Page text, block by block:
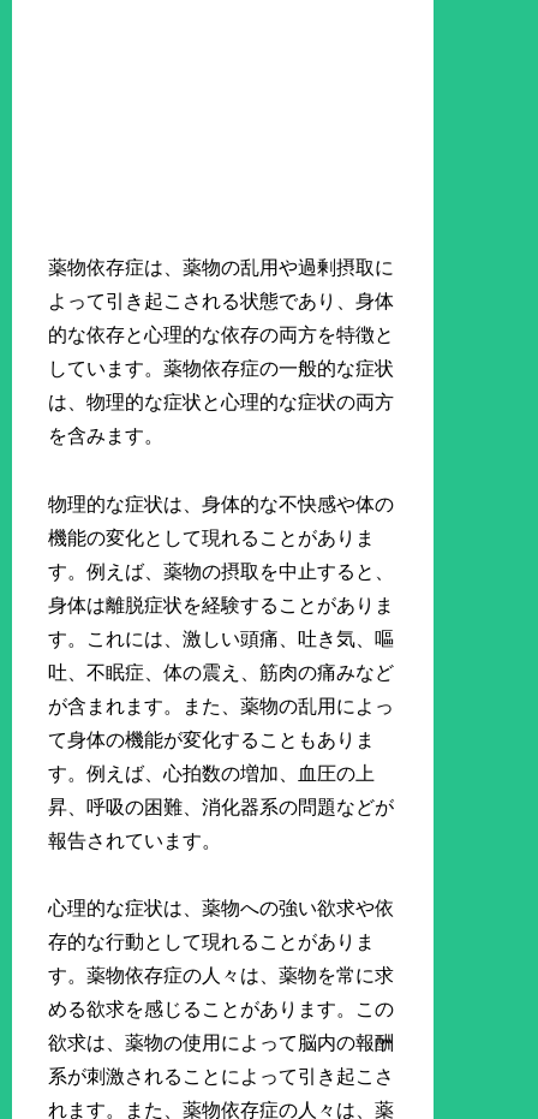
薬物依存症は、薬物の乱用や過剰摂取に
よって引き起こされる状態であり、身体
的な依存と心理的な依存の両方を特徴と
しています。薬物依存症の一般的な症状
は、物理的な症状と心理的な症状の両方
を含みます。
物理的な症状は、身体的な不快感や体の
機能の変化として現れることがありま
す。例えば、薬物の摂取を中止すると、
身体は離脱症状を経験することがありま
す。これには、激しい頭痛、吐き気、嘔
吐、不眠症、体の震え、筋肉の痛みなど
が含まれます。また、薬物の乱用によっ
て身体の機能が変化することもありま
す。例えば、心拍数の増加、血圧の上
昇、呼吸の困難、消化器系の問題などが
報告されています。
心理的な症状は、薬物への強い欲求や依
存的な行動として現れることがありま
す。薬物依存症の人々は、薬物を常に求
める欲求を感じることがあります。この
欲求は、薬物の使用によって脳内の報酬
系が刺激されることによって引き起こさ
れます。また、薬物依存症の人々は、薬